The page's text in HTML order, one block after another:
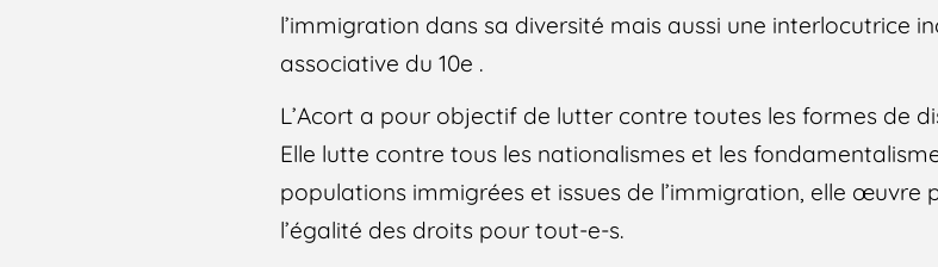
l’immigration dans sa diversité mais aussi une interlocutrice
associative du 10e .
L’Acort a pour objectif de lutter contre toutes les formes de
Elle lutte contre tous les nationalismes et les
populations immigrées et issues de l’immigration, elle œuvre
l’égalité des droits pour tout-e-s.